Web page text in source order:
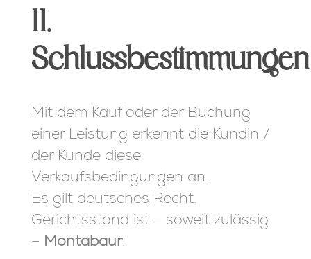
11.
Schlussbestimmungen
Mit dem Kauf oder der Buchung
einer Leistung erkennt die Kundin /
der Kunde diese
Verkaufsbedingungen an.
Es gilt deutsches Recht.
Gerichtsstand ist – soweit zulässig
– Montabaur.